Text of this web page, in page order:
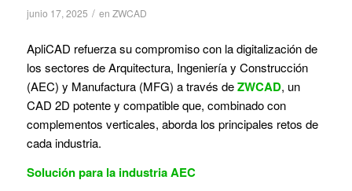
junio 17, 2025 / en ZWCAD
ApliCAD refuerza su compromiso con la digitalización de
los sectores de Arquitectura, Ingeniería y Construcción
(AEC) y Manufactura (MFG) a través deZWCAD, un
CAD 2D potente y compatible que, combinado con
complementos verticales, aborda los principales retos de
cada industria.
Solución para la industria AEC